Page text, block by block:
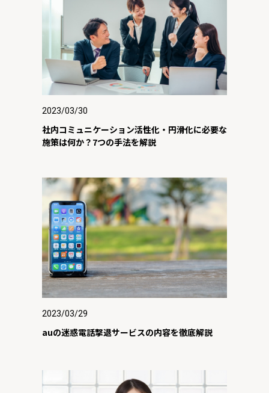
2023/03/30
社内コミュニケーション活性化・円滑化に必要な
施策は何か？7つの手法を解説
2023/03/29
auの迷惑電話撃退サービスの内容を徹底解説